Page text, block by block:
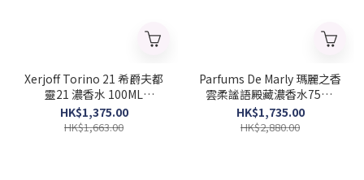
Xerjoff Torino 21 希爵夫都
靈21 濃香水 100ML
(Barcode: 8054320903062)
HK$1,375.00
HK$1,663.00
Parfums De Marly 瑪麗之香
雲柔謐語殿藏濃香水75ml
(2025新款) (Barcode:
3700578505767)
HK$1,735.00
HK$2,880.00